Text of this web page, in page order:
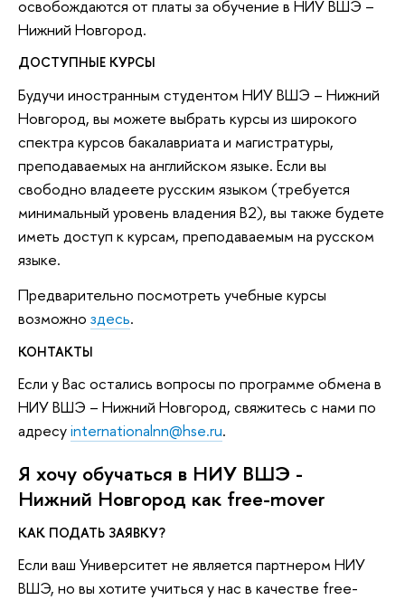
освобождаются от платы за обучение в НИУ ВШЭ –
Нижний Новгород.
ДОСТУПНЫЕ КУРСЫ
Будучи иностранным студентом НИУ ВШЭ – Нижний
Новгород, вы можете выбрать курсы из широкого
спектра курсов бакалавриата и магистратуры,
преподаваемых на английском языке. Если вы
свободно владеете русским языком (требуется
минимальный уровень владения B2), вы также будете
иметь доступ к курсам, преподаваемым на русском
языке.
Предварительно посмотреть учебные курсы
возможно здесь.
КОНТАКТЫ
Если у Вас остались вопросы по программе обмена в
НИУ ВШЭ – Нижний Новгород, свяжитесь с нами по
адресуinternationalnn@hse.ru.
Я хочу обучаться в НИУ ВШЭ -
Нижний Новгород как free-mover
КАК ПОДАТЬ ЗАЯВКУ?
Если ваш Университет не является партнером НИУ
ВШЭ, но вы хотите учиться у нас в качестве free-